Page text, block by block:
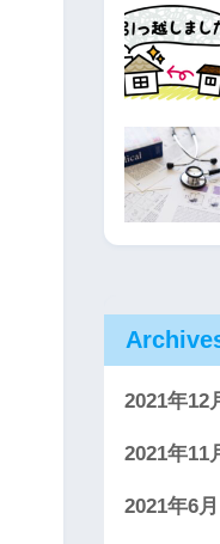
2021年12
2021年11
2021年6月